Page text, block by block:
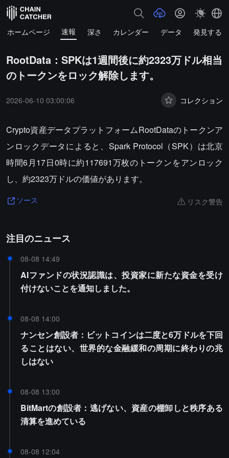
ホームページ 速報 深さ カレンダー データ 発見する
RootData：SPKは1週間後に約2323万ドル相当
のトークンをロック解除します。
2026-06-10 03:00:06 コレクション
Crypto資産データプラットフォームRootDataのトークンア
ンロックデータによると、Spark Protocol（SPK）は北京
時間6月17日0時に約117691万枚のトークンをアンロック
し、約2323万ドルの価値があります。
ソース リスク警告
注目のニュース
08-08 14:49
AIファンドの状況認識は、投資家に新たな資金を受け
付けないことを通知しました。
08-08 14:00
ナンセン創設者：ビットコインは二度と6万ドルを下回
ることはない、世界的な金融緩和の周期に終わりの兆
しはない
08-08 13:00
BitMartの創設者：逃げない、資産の棚卸しと秩序ある
清算を進めている
08-08 12:04